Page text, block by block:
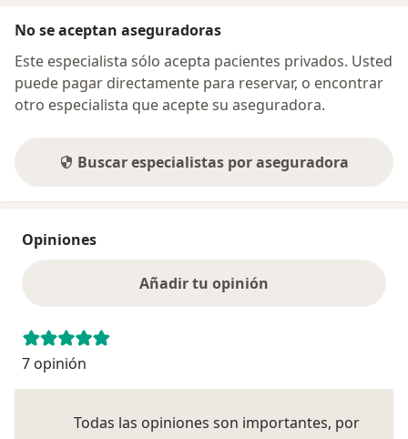
No se aceptan aseguradoras
Este especialista sólo acepta pacientes privados. Usted
puede pagar directamente para reservar, o encontrar
otro especialista que acepte su aseguradora.
Buscar especialistas por aseguradora
Opiniones
Añadir tu opinión
7 opinión
Todas las opiniones son importantes, por